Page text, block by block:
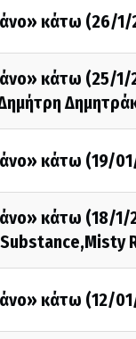
κάτω (26/1/
κάτω (25/1/
κάτω (19/
κάτω (18/1/
κάτω (12/